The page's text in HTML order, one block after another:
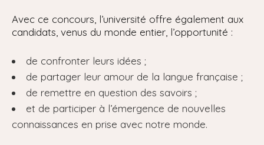
Avec ce concours, l’université offre également aux
candidats, venus du monde entier, l’opportunité :
de confronter leurs idées ;
de partager leur amour de la langue française ;
de remettre en question des savoirs ;
et de participer à l’émergence de nouvelles
connaissances en prise avec notre monde.